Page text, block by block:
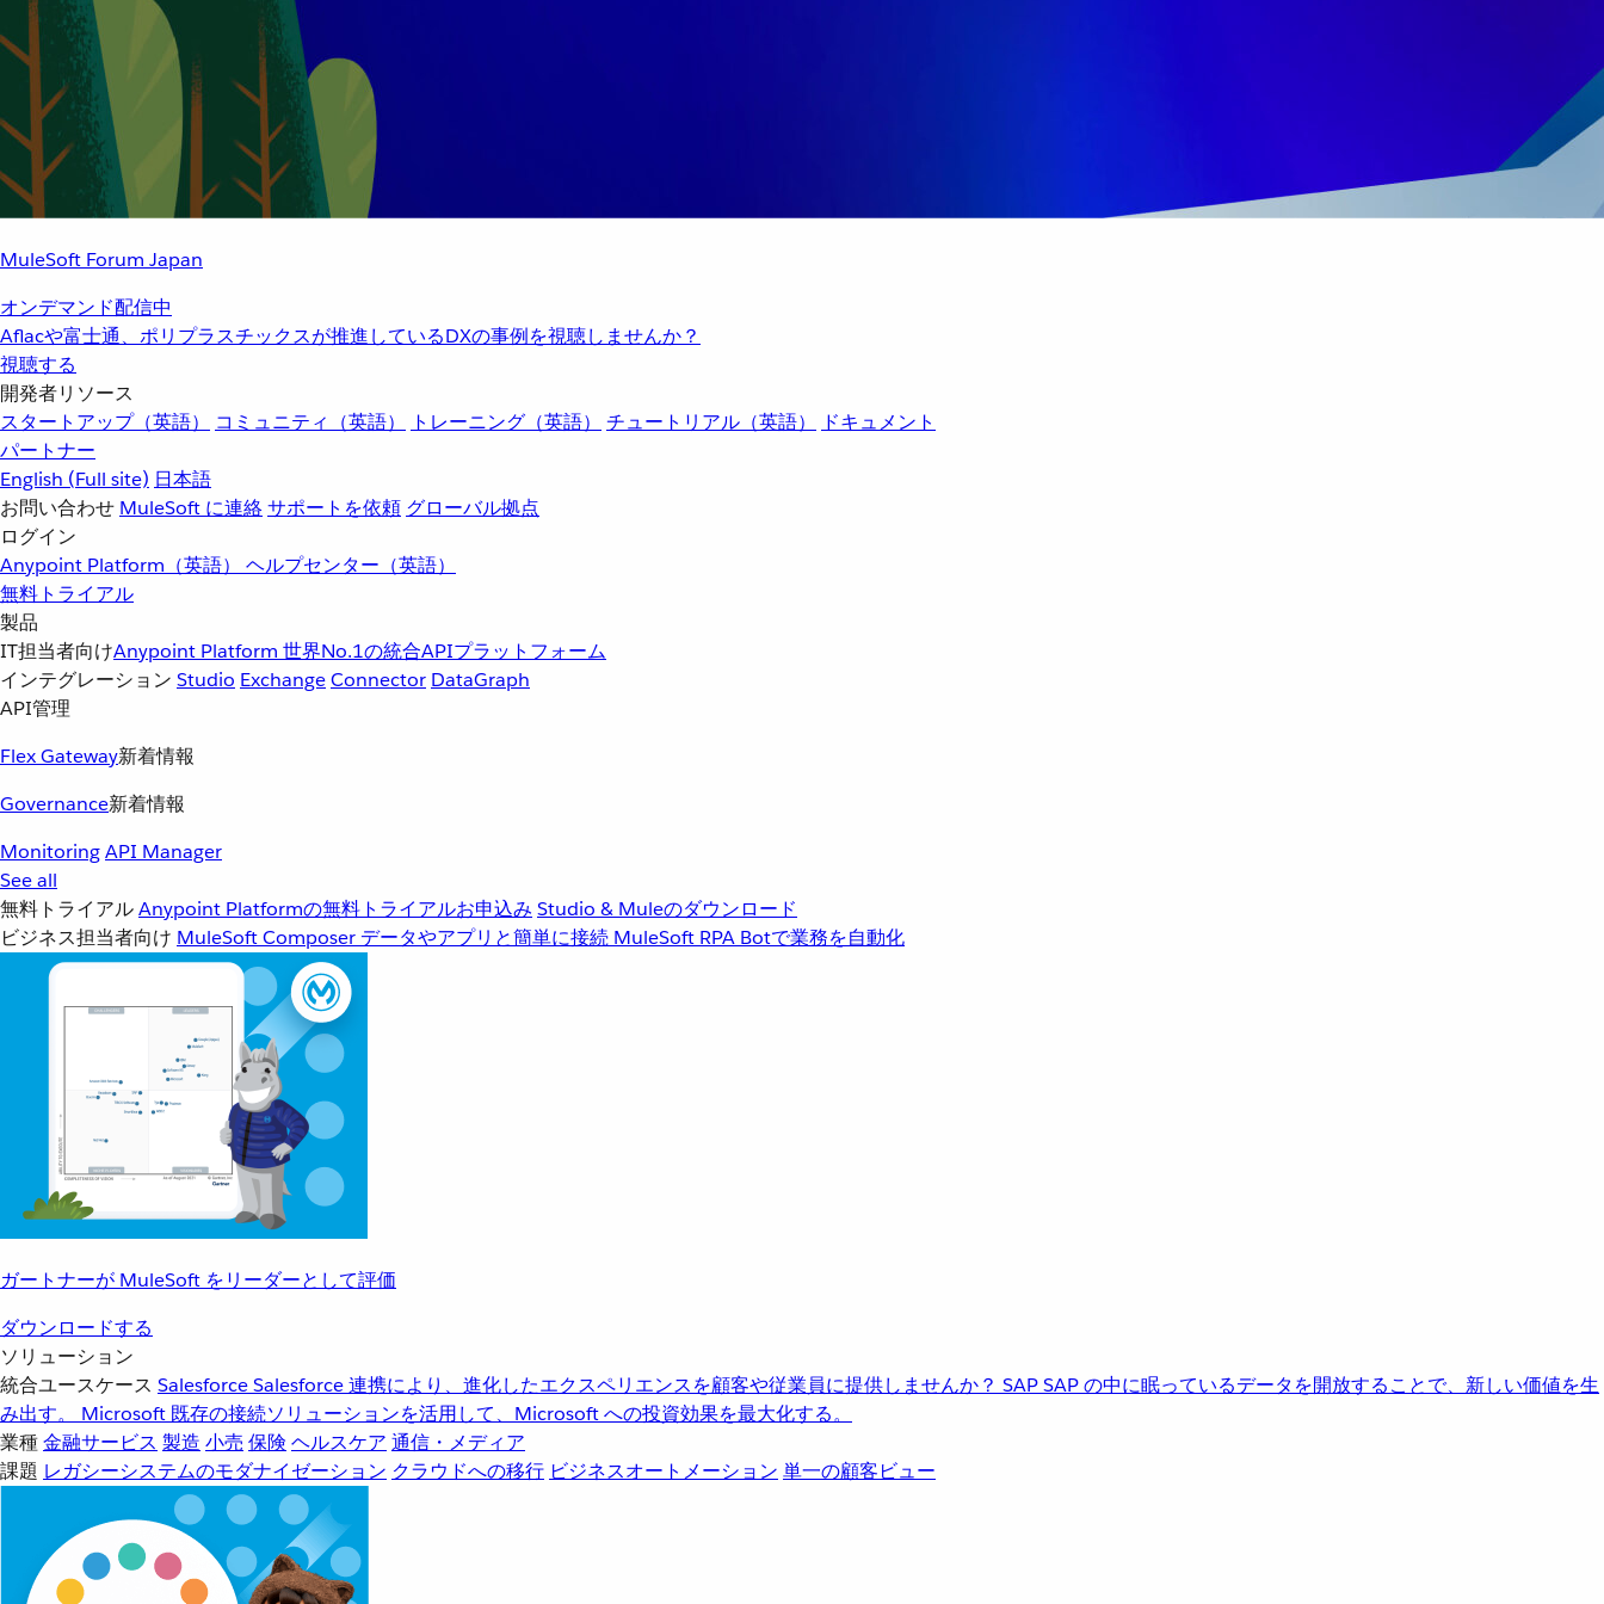
MuleSoft Forum Japan
オンデマンド配信中
Aflacや富士通、ポリプラスチックスが推進しているDXの事例を視聴しませんか？
視聴する
開発者リソース
スタートアップ（英語）
コミュニティ（英語） トレーニング（英語） チュートリアル（英語）
ドキュメント
パートナー
English (Full site) 日本語
お問い合わせ MuleSoft に連絡サポートを依頼 グローバル拠点
ログイン
Anypoint Platform（英語） ヘルプセンター（英語）
無料トライアル
製品
IT担当者向けAnypoint Platform 世界No.1の統合APIプラットフォーム
インテグレーション Studio ExchangeConnector DataGraph
API管理
Flex Gateway新着情報
Governance新着情報
MonitoringAPI Manager
See all
無料トライアルAnypoint Platformの無料トライアルお申込み Studio & Muleのダウンロード
ビジネス担当者向け MuleSoft Composer データやアプリと簡単に接続 MuleSoft RPA Botで業務を自動化
ガートナーが MuleSoft をリーダーとして評価
ダウンロードする
ソリューション
統合ユースケース SalesforceSalesforce 連携により、進化したエクスペリエンスを顧客や従業員に提供しませんか？ SAPSAP の中に眠っているデータを開放することで、新しい価値を生
み出す。
Microsoft 既存の接続ソリューションを活用して、Microsoft への投資効果を最大化する。
業種金融サービス 製造 小売 保険 ヘルスケア 通信・メディア
課題 レガシーシステムのモダナイゼーション クラウドへの移行 ビジネスオートメーション 単一の顧客ビュー